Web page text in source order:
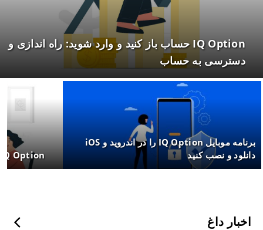
IQ Option حساب باز کنید و وارد شوید: راه اندازی و
دسترسی به حساب
برنامه موبایل IQ Option را در اندروید و iOS
دانلود و نصب کنید
IQ Option ثبت نام
اخبار داغ